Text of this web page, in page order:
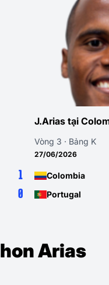
J.Arias tại Colombia
Vòng 3 · Bảng K
27/06/2026
Colombia
Portugal
Arias